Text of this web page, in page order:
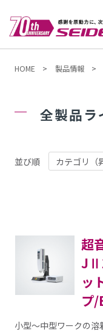
HOME > 製品情報 >
全製品ラ
並び順
超
ッ
プ/
小型～中型ワークの